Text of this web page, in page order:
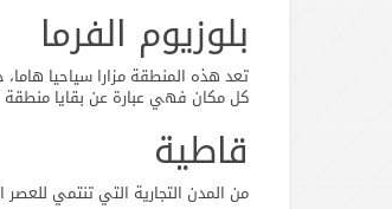
بلوزيوم الفرما
تعد هذه المنطقة مزارا سياحيا
كل مكان فهي عبارة عن بقايا منطقة
قاطية
من المدن التجارية التي تنتمي